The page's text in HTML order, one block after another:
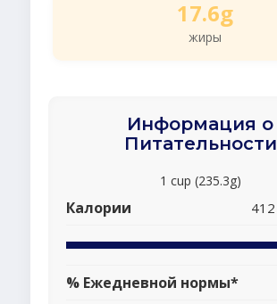
17.6g
жиры
Информация о
Питательности
1 cup (235.3g)
Калории 412
% Ежедневной нормы*